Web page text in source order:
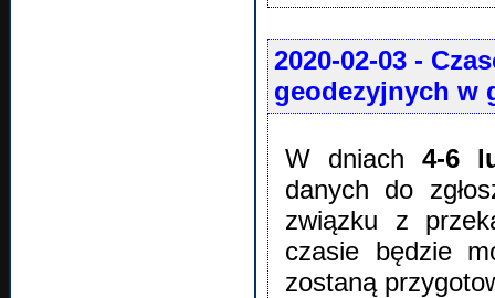
2020-02-03 -
geodezyjnych w
W dniach4-6
danych do
związku z
czasie będzie
zostaną